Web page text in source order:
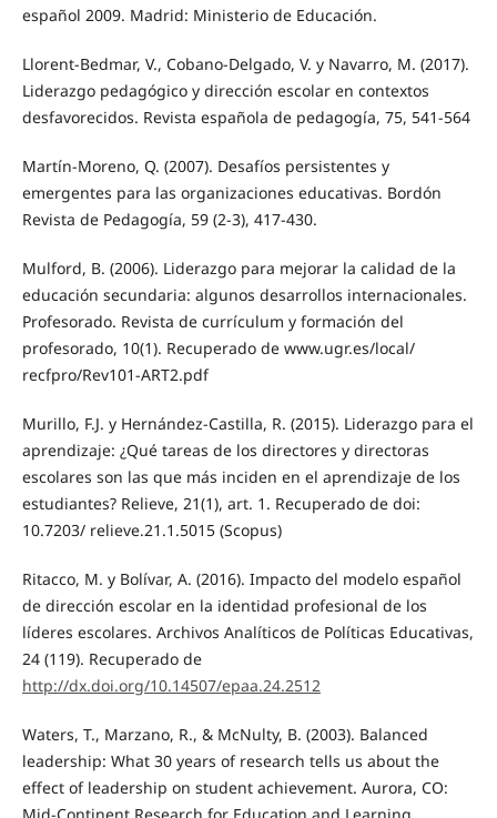
español 2009. Madrid: Ministerio de Educación.
Llorent-Bedmar, V., Cobano-Delgado, V. y Navarro, M. (2017).
Liderazgo pedagógico y dirección escolar en contextos
desfavorecidos. Revista española de pedagogía, 75, 541-564
Martín-Moreno, Q. (2007). Desafíos persistentes y
emergentes para las organizaciones educativas. Bordón
Revista de Pedagogía, 59 (2-3), 417-430.
Mulford, B. (2006). Liderazgo para mejorar la calidad de la
educación secundaria: algunos desarrollos internacionales.
Profesorado. Revista de currículum y formación del
profesorado, 10(1). Recuperado de www.ugr.es/local/
recfpro/Rev101-ART2.pdf
Murillo, F.J. y Hernández-Castilla, R. (2015). Liderazgo para el
aprendizaje: ¿Qué tareas de los directores y directoras
escolares son las que más inciden en el aprendizaje de los
estudiantes? Relieve, 21(1), art. 1. Recuperado de doi:
10.7203/ relieve.21.1.5015 (Scopus)
Ritacco, M. y Bolívar, A. (2016). Impacto del modelo español
de dirección escolar en la identidad profesional de los
líderes escolares. Archivos Analíticos de Políticas Educativas,
24 (119). Recuperado de
http://dx.doi.org/10.14507/epaa.24.2512
Waters, T., Marzano, R., & McNulty, B. (2003). Balanced
leadership: What 30 years of research tells us about the
effect of leadership on student achievement. Aurora, CO: